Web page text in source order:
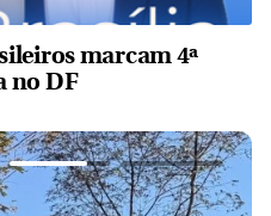
marcam 4ª
no DF